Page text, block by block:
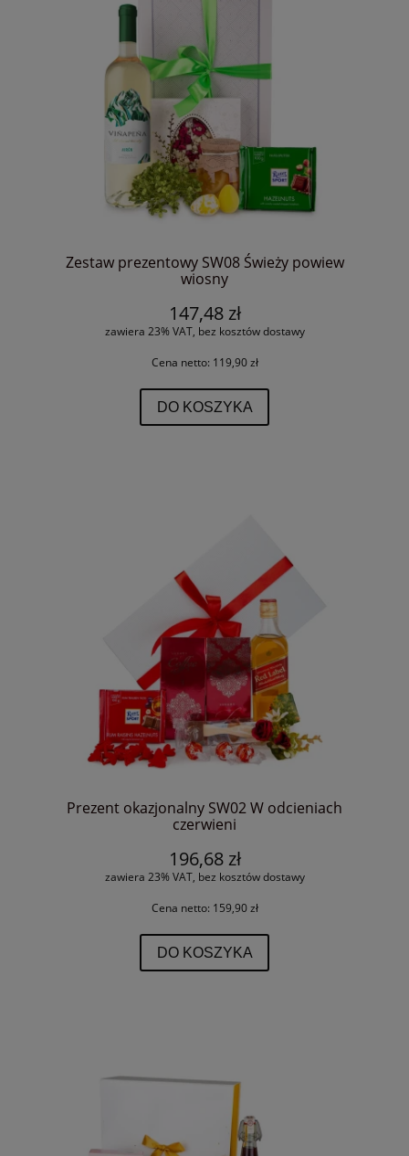
Zestaw prezentowy SW08 Świeży powiew
wiosny
147,48 zł
zawiera 23% VAT, bez kosztów dostawy
Cena netto: 119,90 zł
DO KOSZYKA
Prezent okazjonalny SW02 W odcieniach
czerwieni
196,68 zł
zawiera 23% VAT, bez kosztów dostawy
Cena netto: 159,90 zł
DO KOSZYKA